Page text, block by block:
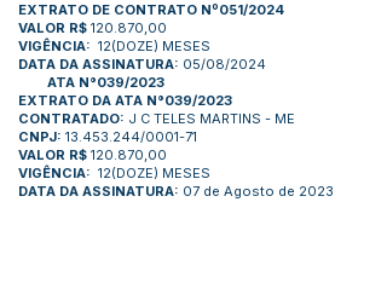
EXTRATO DE CONTRATO Nº051/2024
VALOR R$ 120.870,00
VIGÊNCIA: 12(DOZE) MESES
DATA DA ASSINATURA: 05/08/2024
ATA N°039/2023
EXTRATO DA ATA N°039/2023
CONTRATADO: J C TELES MARTINS - ME
CNPJ: 13.453.244/0001-71
VALOR R$ 120.870,00
VIGÊNCIA: 12(DOZE) MESES
DATA DA ASSINATURA: 07 de Agosto de 2023